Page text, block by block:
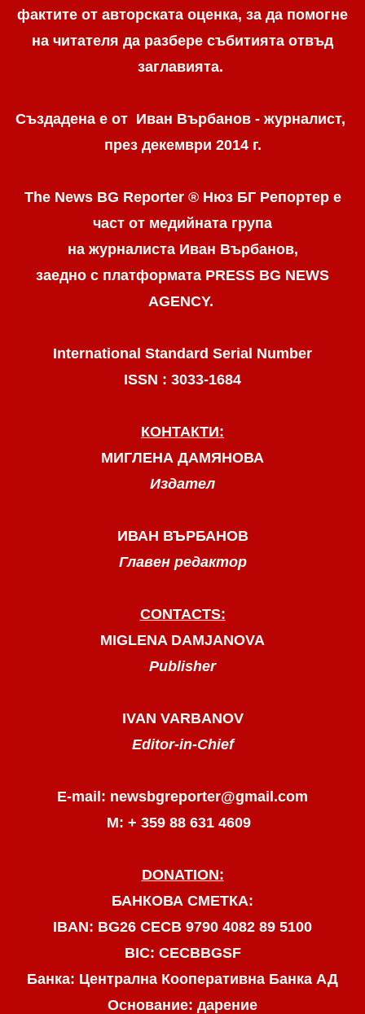
фактите от авторската оценка, за да помогне
на читателя да разбере събитията отвъд
заглавията.
Създадена е от Иван Върбанов - журналист,
през декември 2014 г.
The News BG Reporter ® Нюз БГ Репортере
част от медийната група
на журналиста Иван Върбанов,
заедно с платформата PRESS BG NEWS
AGENCY.
International Standard Serial Number
ISSN : 3033-1684
КОНТАКТИ:
МИГЛЕНА ДАМЯНОВА
Издател
ИВАН ВЪРБАНОВ
Главен редактор
CONTACTS:
MIGLENA DAMJANOVA
Publisher
IVAN VARBANOV
Editor-in-Chief
E-mail: newsbgreporter@gmail.com
М: + 359 88 631 4609
DONATION:
БАНКОВА СМЕТКА:
IBAN: BG26 CECB 9790 4082 89 5100
BIC: CECBBGSF
Банка: Централна Кооперативна Банка АД
Основание: дарение